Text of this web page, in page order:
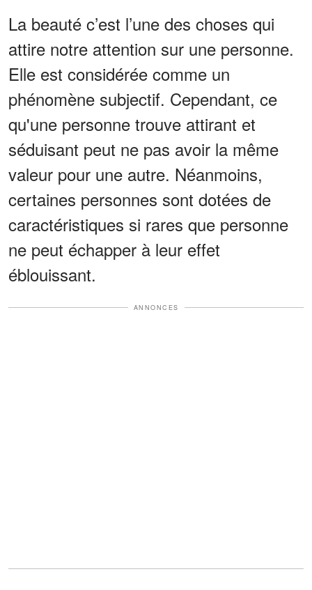
La beauté c’est l’une des choses qui
attire notre attention sur une personne.
Elle est considérée comme un
phénomène subjectif. Cependant, ce
qu'une personne trouve attirant et
séduisant peut ne pas avoir la même
valeur pour une autre. Néanmoins,
certaines personnes sont dotées de
caractéristiques si rares que personne
ne peut échapper à leur effet
éblouissant.
ANNONCES